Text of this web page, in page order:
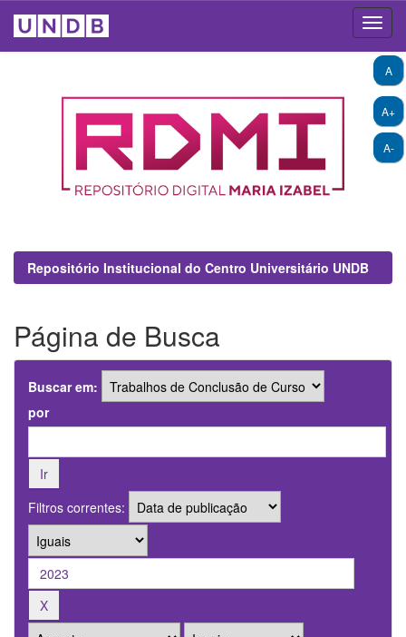
A+
A-
A
Repositório Institucional do Centro Universitário UNDB
Página de Busca
Buscar em:
por
Filtros correntes: